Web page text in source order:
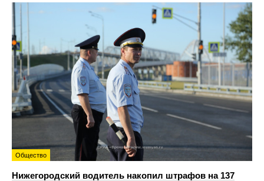
Общество
Нижегородский водитель накопил штрафов на 137